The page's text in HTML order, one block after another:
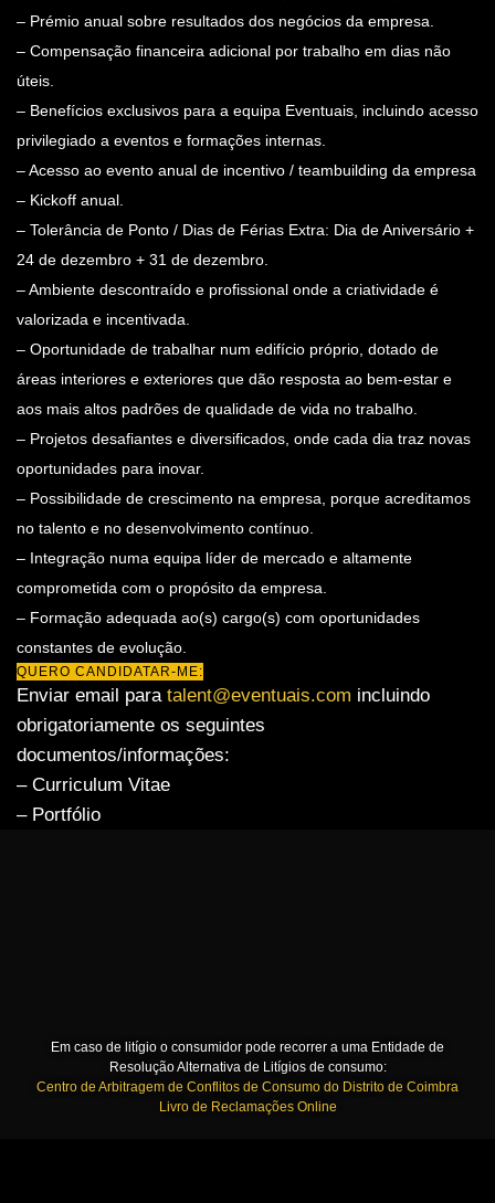
– Prémio anual sobre resultados dos negócios da empresa.
– Compensação financeira adicional por trabalho em dias não
úteis.
– Benefícios exclusivos para a equipa Eventuais, incluindo acesso
privilegiado a eventos e formações internas.
– Acesso ao evento anual de incentivo / teambuilding da empresa
– Kickoff anual.
– Tolerância de Ponto / Dias de Férias Extra: Dia de Aniversário +
24 de dezembro + 31 de dezembro.
– Ambiente descontraído e profissional onde a criatividade é
valorizada e incentivada.
– Oportunidade de trabalhar num edifício próprio, dotado de
áreas interiores e exteriores que dão resposta ao bem-estar e
aos mais altos padrões de qualidade de vida no trabalho.
– Projetos desafiantes e diversificados, onde cada dia traz novas
oportunidades para inovar.
– Possibilidade de crescimento na empresa, porque acreditamos
no talento e no desenvolvimento contínuo.
– Integração numa equipa líder de mercado e altamente
comprometida com o propósito da empresa.
– Formação adequada ao(s) cargo(s) com oportunidades
constantes de evolução.
QUERO CANDIDATAR-ME:
Enviar email para talent@eventuais.com incluindo
obrigatoriamente os seguintes
documentos/informações:
– Curriculum Vitae
– Portfólio
Em caso de litígio o consumidor pode recorrer a uma Entidade de
Resolução Alternativa de Litígios de consumo:
Centro de Arbitragem de Conflitos de Consumo do Distrito de Coimbra
Livro de Reclamações Online